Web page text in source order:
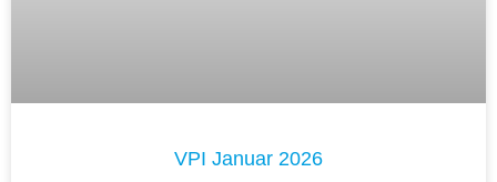
VPI Januar 2026